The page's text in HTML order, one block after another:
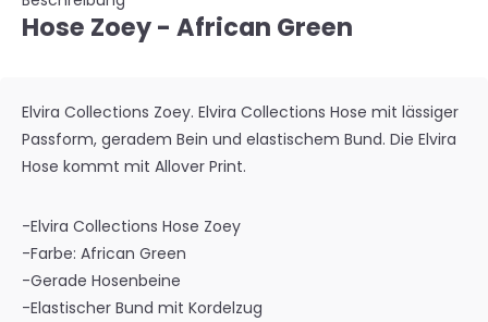
Hose Zoey - African Green
Elvira Collections Zoey. Elvira Collections Hose mit lässiger
Passform, geradem Bein und elastischem Bund. Die Elvira
Hose kommt mit Allover Print.
-Elvira Collections Hose Zoey
-Farbe: African Green
-Gerade Hosenbeine
-Elastischer Bund mit Kordelzug